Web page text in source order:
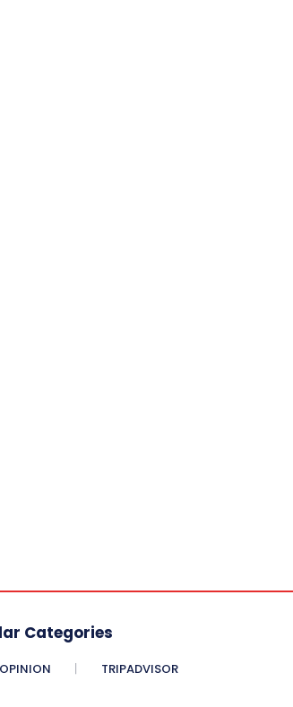
Categories
OPINION TRIPADVISOR